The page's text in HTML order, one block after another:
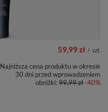
59,99 zł / szt.
Najniższa cena produktu w okresie
30 dni przed wprowadzeniem
obniżki:99,99 zł-40%